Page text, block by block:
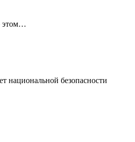
этом…
национальной безопасности